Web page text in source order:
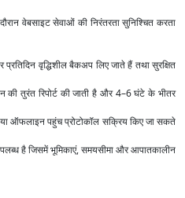
वेबसाइट सेवाओं की निरंतरता सुनिश्चित करता
वृद्धिशील बैकअप लिए जाते हैं तथा सुरक्षित
की तुरंत रिपोर्ट की जाती है और 4–6 घंटे के भीतर
ऑफलाइन पहुंच प्रोटोकॉल सक्रिय किए जा सकते
है जिसमें भूमिकाएं, समयसीमा और आपातकालीन